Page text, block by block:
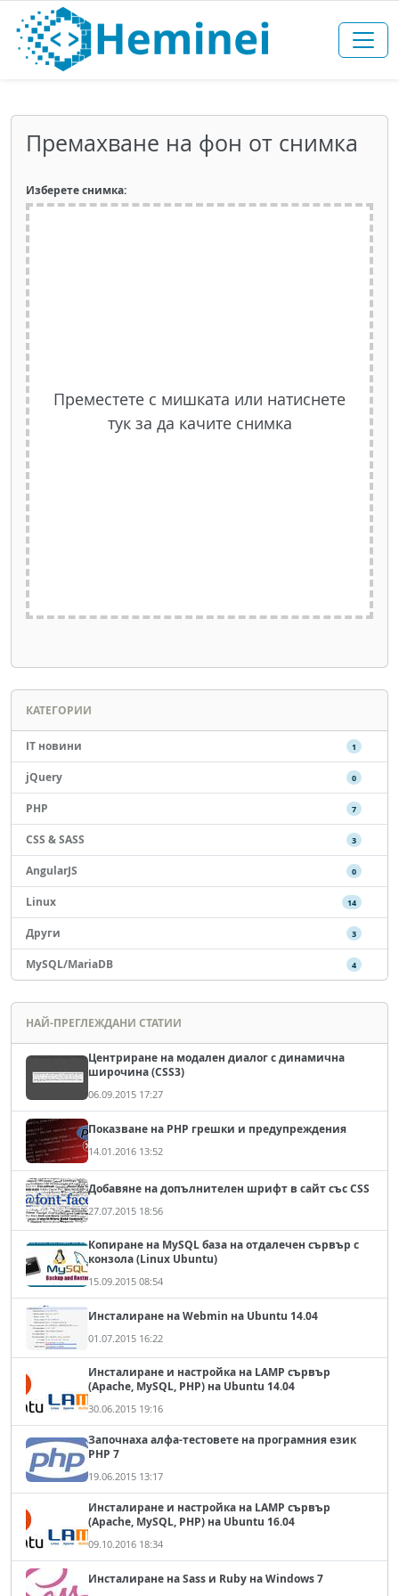
Премахване на фон от снимка
Изберете снимка:
Преместете с мишката или натиснете
тук за да качите снимка
КАТЕГОРИИ
IT новини 1
jQuery 0
PHP 7
CSS & SASS 3
AngularJS 0
Linux 14
Други 3
MySQL/MariaDB 4
НАЙ-ПРЕГЛЕЖДАНИ СТАТИИ
Центриране на модален диалог с динамична
широчина (CSS3)
06.09.2015 17:27
Показване на PHP грешки и предупреждения
14.01.2016 13:52
Добавяне на допълнителен шрифт в сайт със CSS
27.07.2015 18:56
Копиране на MySQL база на отдалечен сървър с
конзола (Linux Ubuntu)
15.09.2015 08:54
Инсталиране на Webmin на Ubuntu 14.04
01.07.2015 16:22
Инсталиране и настройка на LAMP сървър
(Apache, MySQL, PHP) на Ubuntu 14.04
30.06.2015 19:16
Започнаха алфа-тестовете на програмния език
PHP 7
19.06.2015 13:17
Инсталиране и настройка на LAMP сървър
(Apache, MySQL, PHP) на Ubuntu 16.04
09.10.2016 18:34
Инсталиране на Sass и Ruby на Windows 7